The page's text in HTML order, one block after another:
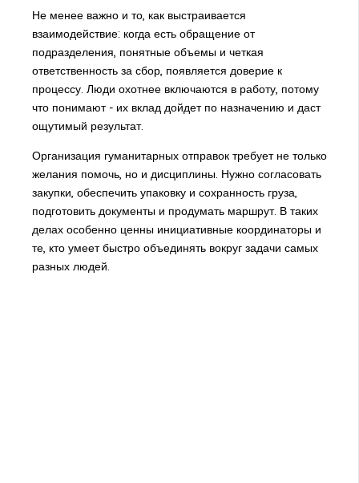
Не менее важно и то, как выстраивается
взаимодействие: когда есть обращение от
подразделения, понятные объемы и четкая
ответственность за сбор, появляется доверие к
процессу. Люди охотнее включаются в работу, потому
что понимают - их вклад дойдет по назначению и даст
ощутимый результат.
Организация гуманитарных отправок требует не только
желания помочь, но и дисциплины. Нужно согласовать
закупки, обеспечить упаковку и сохранность груза,
подготовить документы и продумать маршрут. В таких
делах особенно ценны инициативные координаторы и
те, кто умеет быстро объединять вокруг задачи самых
разных людей.